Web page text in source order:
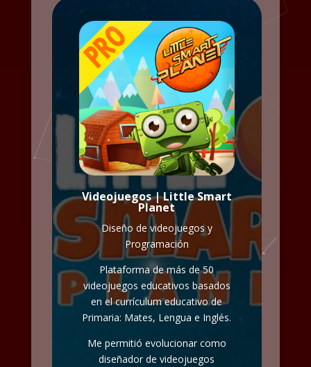
Videojuegos | Little Smart
Planet
Diseño de videojuegos y
Programación
Plataforma de más de 50
videojuegos educativos basados
en el currículum educativo de
Primaria: Mates, Lengua e Inglés.
Me permitió evolucionar como
diseñador de videojuegos